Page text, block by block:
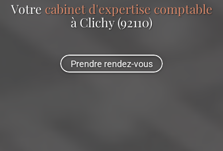
Votre cabinet d'expertise comptable
à Clichy (92110)
Prendre rendez-vous